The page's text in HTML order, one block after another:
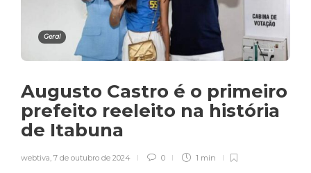
Geral
Augusto Castro é o primeiro
prefeito reeleito na história
de Itabuna
webtiva, 7 de outubro de 2024 0 1 min